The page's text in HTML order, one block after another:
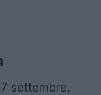
settembre,